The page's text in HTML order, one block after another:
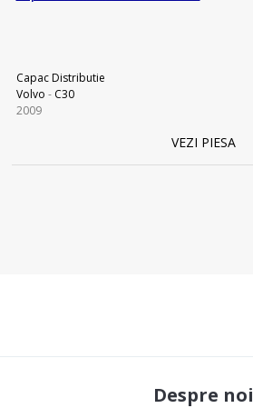
Capac Distributie
Volvo - C30
2009
VEZI PIESA
Despre noi